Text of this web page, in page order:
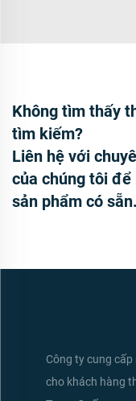
Không tìm thấy
tìm kiếm?
Liên hệ với
của chúng tôi
sản phẩm có sẵn.
Công ty cung
cho khách hàng